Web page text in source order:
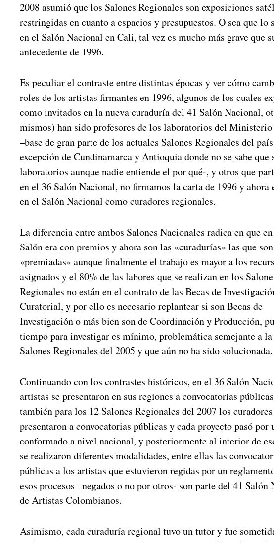
2008 asumió que los Salones Regionales son exposiciones
restringidas en cuanto a espacios y presupuestos. O sea que lo
en el Salón Nacional en Cali, tal vez es mucho más grave que
antecedente de 1996.
Es peculiar el contraste entre distintas épocas y ver cómo
roles de los artistas firmantes en 1996, algunos de los cuales
como invitados en la nueva curaduría del 41 Salón Nacional,
mismos) han sido profesores de los laboratorios del
–base de gran parte de los actuales Salones Regionales del
excepción de Cundinamarca y Antioquia donde no se sabe que
laboratorios aunque nadie entiende el por qué-, y otros que
en el 36 Salón Nacional, no firmamos la carta de 1996 y ahora
en el Salón Nacional como curadores regionales.
La diferencia entre ambos Salones Nacionales radica en que
Salón era con premios y ahora son las «curadurías» las que son
«premiadas» aunque finalmente el trabajo es mayor a los
asignados y el 80% de las labores que se realizan en los
Regionales no están en el contrato de las Becas de
Curatorial, y por ello es necesario replantear si son Becas de
Investigación o más bien son de Coordinación y Producción,
tiempo para investigar es mínimo, problemática semejante a la
Salones Regionales del 2005 y que aún no ha sido solucionada.
Continuando con los contrastes históricos, en el 36 Salón
artistas se presentaron en sus regiones a convocatorias
también para los 12 Salones Regionales del 2007 los
presentaron a convocatorias públicas y cada proyecto pasó por
conformado a nivel nacional, y posteriormente al interior de
se realizaron diferentes modalidades, entre ellas las
públicas a los artistas que estuvieron regidas por un
esos procesos –negados o no por otros- son parte del 41 Salón
de Artistas Colombianos.
Asimismo, cada curaduría regional tuvo un tutor y fue